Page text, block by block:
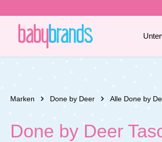
Marken Done by Deer Alle Done by
Done by Deer